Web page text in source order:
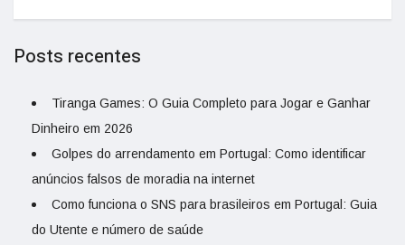
Posts recentes
Tiranga Games: O Guia Completo para Jogar e Ganhar
Dinheiro em 2026
Golpes do arrendamento em Portugal: Como identificar
anúncios falsos de moradia na internet
Como funciona o SNS para brasileiros em Portugal: Guia
do Utente e número de saúde